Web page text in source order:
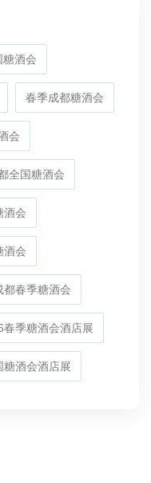
糖酒会
春季成都糖酒会
会
全国糖酒会
酒会
酒会
都春季糖酒会
春季糖酒会酒店展
糖酒会酒店展